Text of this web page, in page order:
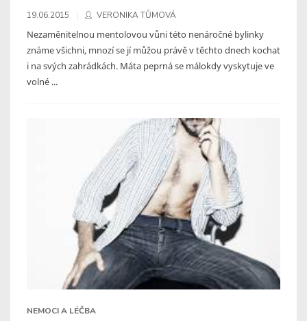
19.06.2015 VERONIKA TŮMOVÁ
Nezaměnitelnou mentolovou vůni této nenáročné bylinky
známe všichni, mnozí se jí můžou právě v těchto dnech kochat
i na svých zahrádkách. Máta peprná se málokdy vyskytuje ve
volné ...
NEMOCI A LÉČBA